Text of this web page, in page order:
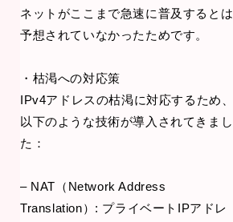
ネットがここまで急速に普及するとは
予想されていなかったためです。
・枯渇への対応策
IPv4アドレスの枯渇に対応するため、
以下のような技術が導入されてきまし
た：
– NAT（Network Address
Translation）: プライベートIPアドレ